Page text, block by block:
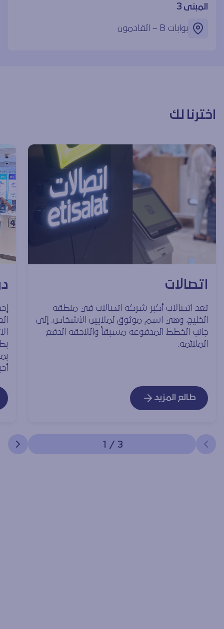
المبنى 3
بوابات ‎B – القادمون
اخترنا لك
اتصالات
تعد اتصالات أكبر شركة اتصالات في منطقة
الخليج، وهي اسم موثوق لملايين الأشخاص. إلى
جانب الخطط المدفوعة مسبقاً واللاحقة الدفع
الملائمة.
طالع المزيد
1 / 3